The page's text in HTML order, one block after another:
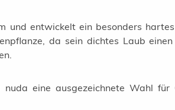
und entwickelt ein besonders
da sein dichtes Laub
eine ausgezeichnete Wahl für